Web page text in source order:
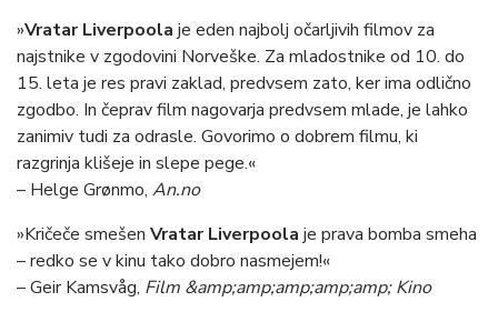
»Vratar Liverpoola je eden najbolj očarljivih filmov za
najstnike v zgodovini Norveške. Za mladostnike od 10. do
15. leta je res pravi zaklad, predvsem zato, ker ima odlično
zgodbo. In čeprav film nagovarja predvsem mlade, je lahko
zanimiv tudi za odrasle. Govorimo o dobrem filmu, ki
razgrinja klišeje in slepe pege.«
– Helge Grønmo, An.no
»Kričeče smešen Vratar Liverpoola je prava bomba smeha
– redko se v kinu tako dobro nasmejem!«
– Geir Kamsvåg, Film &amp;amp;amp;amp;amp; Kino